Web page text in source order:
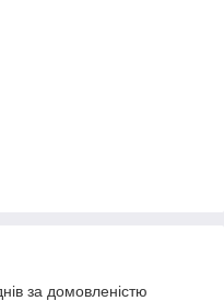
за домовленістю